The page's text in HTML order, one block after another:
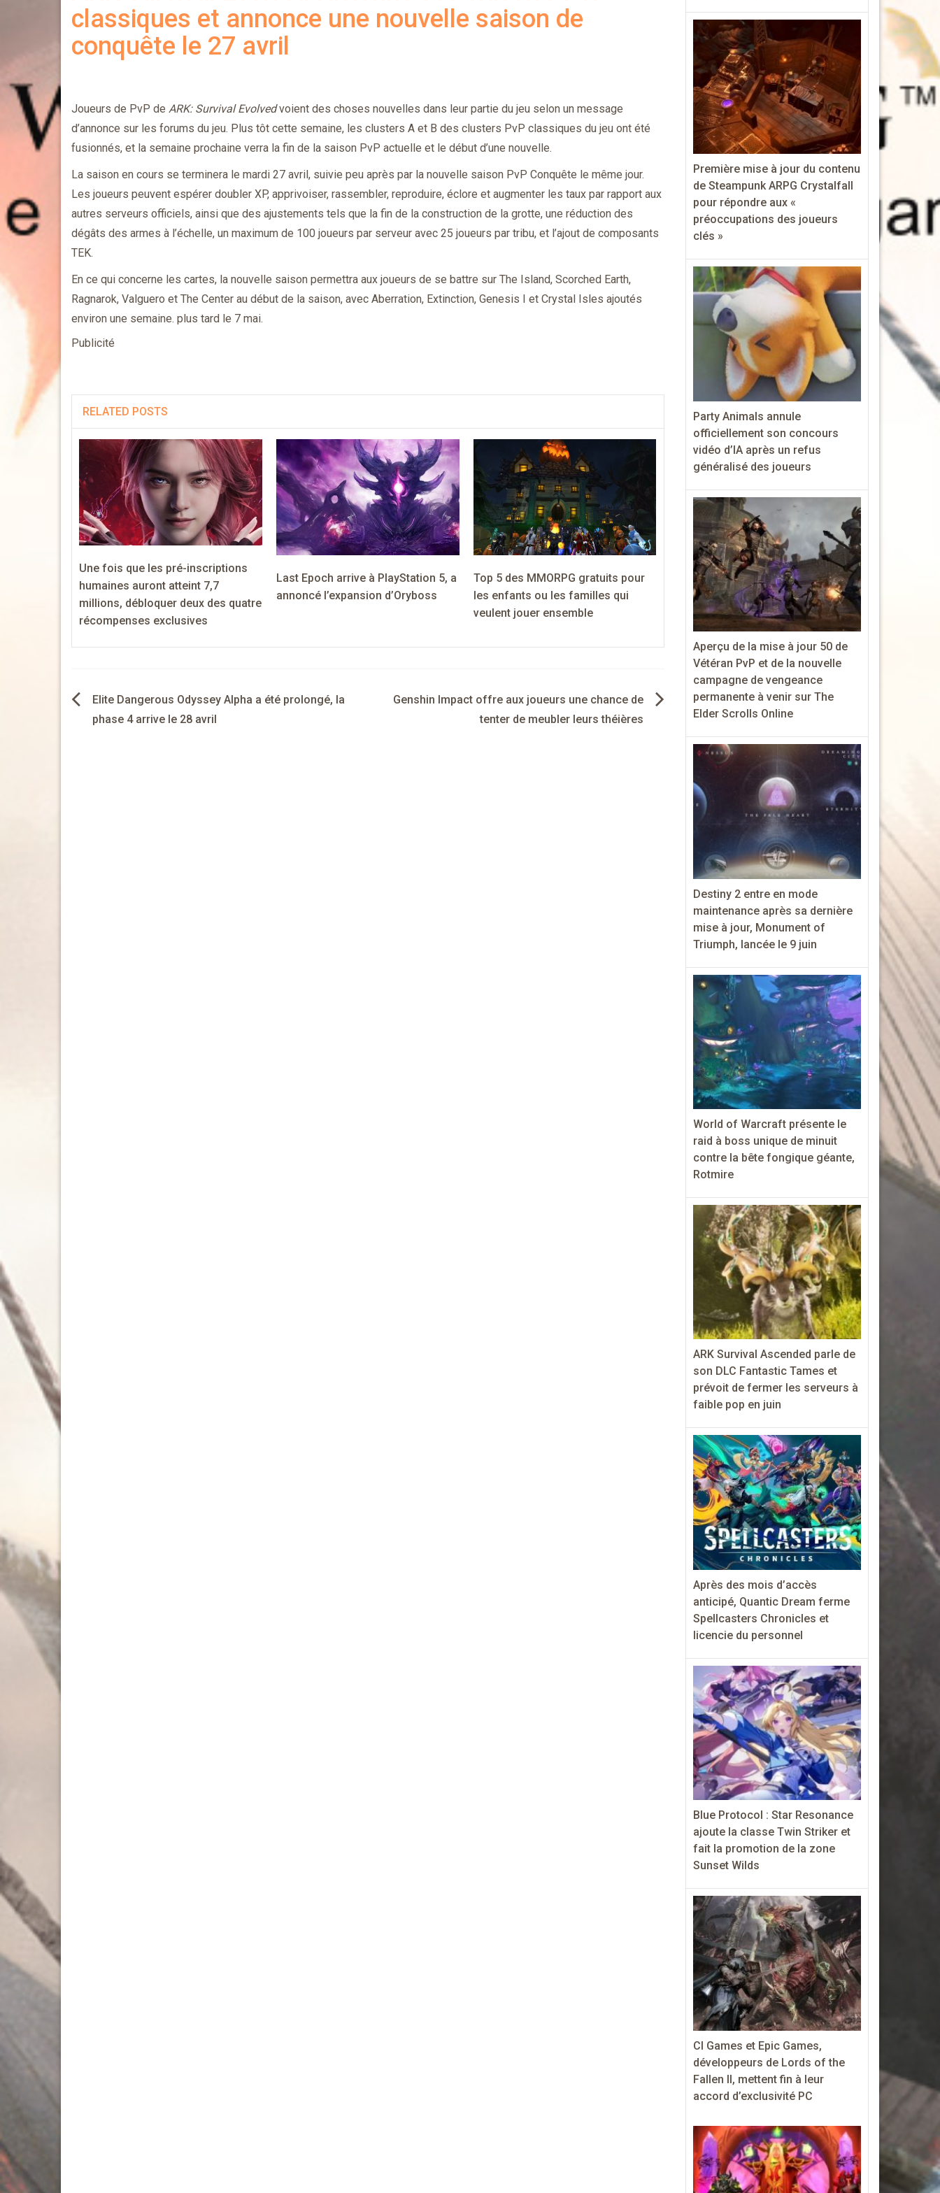
classiques et annonce une nouvelle saison de
conquête le 27 avril
Joueurs de PvP de ARK: Survival Evolvedvoient des choses nouvelles dans leur partie du jeu selon un message
d’annonce sur les forums du jeu. Plus tôt cette semaine, les clusters A et B des clusters PvP classiques du jeu ont été
fusionnés, et la semaine prochaine verra la fin de la saison PvP actuelle et le début d’une nouvelle.
La saison en cours se terminera le mardi 27 avril, suivie peu après par la nouvelle saison PvP Conquête le même jour.
Les joueurs peuvent espérer doubler XP, apprivoiser, rassembler, reproduire, éclore et augmenter les taux par rapport aux
autres serveurs officiels, ainsi que des ajustements tels que la fin de la construction de la grotte, une réduction des
dégâts des armes à l’échelle, un maximum de 100 joueurs par serveur avec 25 joueurs par tribu, et l’ajout de composants
TEK.
En ce qui concerne les cartes, la nouvelle saison permettra aux joueurs de se battre sur The Island, Scorched Earth,
Ragnarok, Valguero et The Center au début de la saison, avec Aberration, Extinction, Genesis I et Crystal Isles ajoutés
environ une semaine. plus tard le 7 mai.
Publicité
RELATED POSTS
Une fois que les pré-inscriptions
humaines auront atteint 7,7
millions, débloquer deux des quatre
récompenses exclusives
Last Epoch arrive à PlayStation 5, a
annoncé l’expansion d’Oryboss
Top 5 des MMORPG gratuits pour
les enfants ou les familles qui
veulent jouer ensemble
Navigation
de
Elite Dangerous Odyssey Alpha a été prolongé, la
phase 4 arrive le 28 avril
Genshin Impact offre aux joueurs une chance de
tenter de meubler leurs théières
Première mise à jour du contenu
de Steampunk ARPG Crystalfall
pour répondre aux «
préoccupations des joueurs
clés »
Party Animals annule
officiellement son concours
vidéo d’IA après un refus
généralisé des joueurs
Aperçu de la mise à jour 50 de
Vétéran PvP et de la nouvelle
campagne de vengeance
permanente à venir sur The
Elder Scrolls Online
Destiny 2 entre en mode
maintenance après sa dernière
mise à jour, Monument of
Triumph, lancée le 9 juin
World of Warcraft présente le
raid à boss unique de minuit
contre la bête fongique géante,
Rotmire
ARK Survival Ascended parle de
son DLC Fantastic Tames et
prévoit de fermer les serveurs à
faible pop en juin
Après des mois d’accès
anticipé, Quantic Dream ferme
Spellcasters Chronicles et
licencie du personnel
Blue Protocol : Star Resonance
ajoute la classe Twin Striker et
fait la promotion de la zone
Sunset Wilds
CI Games et Epic Games,
développeurs de Lords of the
Fallen II, mettent fin à leur
accord d’exclusivité PC